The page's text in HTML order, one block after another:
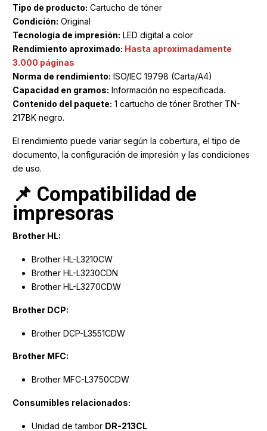
Tipo de producto: Cartucho de tóner
Condición: Original
Tecnología de impresión: LED digital a color
Rendimiento aproximado: Hasta aproximadamente
3.000 páginas
Norma de rendimiento: ISO/IEC 19798 (Carta/A4)
Capacidad en gramos: Información no especificada.
Contenido del paquete: 1 cartucho de tóner Brother TN-
217BK negro.
El rendimiento puede variar según la cobertura, el tipo de
documento, la configuración de impresión y las condiciones
de uso.
📌 Compatibilidad de
impresoras
Brother HL:
Brother HL-L3210CW
Brother HL-L3230CDN
Brother HL-L3270CDW
Brother DCP:
Brother DCP-L3551CDW
Brother MFC:
Brother MFC-L3750CDW
Consumibles relacionados:
Unidad de tambor DR-213CL